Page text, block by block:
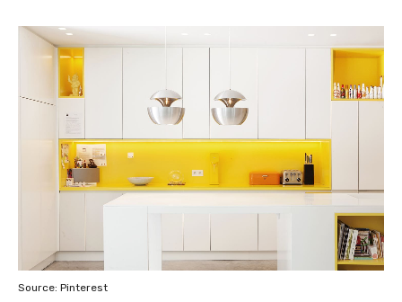
Source: Pinterest